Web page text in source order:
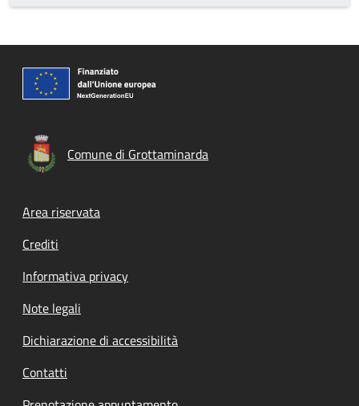
Comune di Grottaminarda
Footer menu
Area riservata
Crediti
Informativa privacy
Note legali
Dichiarazione di accessibilità
Contatti